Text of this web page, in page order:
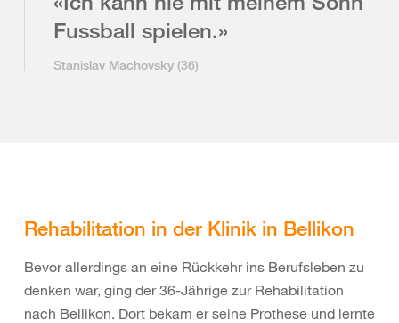
Fussball spielen.»
Stanislav Machovsky (36)
Rehabilitation in der Klinik in Bellikon
Bevor allerdings an eine Rückkehr ins Berufsleben zu
denken war, ging der 36-Jährige zur Rehabilitation
nach Bellikon. Dort bekam er seine Prothese und lernte